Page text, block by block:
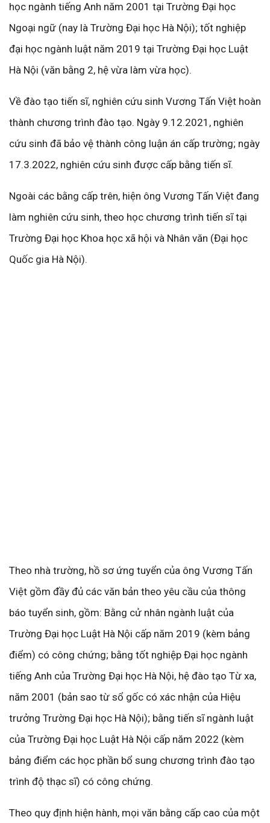
học ngành tiếng Anh năm 2001 tại Trường Đại học
Ngoại ngữ (nay là Trường Đại học Hà Nội); tốt nghiệp
đại học ngành luật năm 2019 tại Trường Đại học Luật
Hà Nội (văn bằng 2, hệ vừa làm vừa học).
Về đào tạo tiến sĩ, nghiên cứu sinh Vương Tấn Việt hoàn
thành chương trình đào tạo. Ngày 9.12.2021, nghiên
cứu sinh đã bảo vệ thành công luận án cấp trường; ngày
17.3.2022, nghiên cứu sinh được cấp bằng tiến sĩ.
Ngoài các bằng cấp trên, hiện ông Vương Tấn Việt đang
làm nghiên cứu sinh, theo học chương trình tiến sĩ tại
Trường Đại học Khoa học xã hội và Nhân văn (Đại học
Quốc gia Hà Nội).
Theo nhà trường, hồ sơ ứng tuyển của ông Vương Tấn
Việt gồm đầy đủ các văn bản theo yêu cầu của thông
báo tuyển sinh, gồm: Bằng cử nhân ngành luật của
Trường Đại học Luật Hà Nội cấp năm 2019 (kèm bảng
điểm) có công chứng; bằng tốt nghiệp Đại học ngành
tiếng Anh của Trường Đại học Hà Nội, hệ đào tạo Từ xa,
năm 2001 (bản sao từ sổ gốc có xác nhận của Hiệu
trưởng Trường Đại học Hà Nội); bằng tiến sĩ ngành luật
của Trường Đại học Luật Hà Nội cấp năm 2022 (kèm
bảng điểm các học phần bổ sung chương trình đào tạo
trình độ thạc sĩ) có công chứng.
Theo quy định hiện hành, mọi văn bằng cấp cao của một